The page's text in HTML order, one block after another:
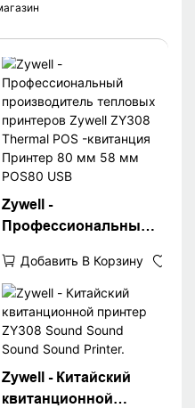
Zywell -
Профессиональный
тепловых принтеров
Zywell ZY308 Thermal
POS -квитанция
Принтер 80 мм 58 мм
POS80 USB
Добавить В Корзину
Zywell - Китайский
квитанционной